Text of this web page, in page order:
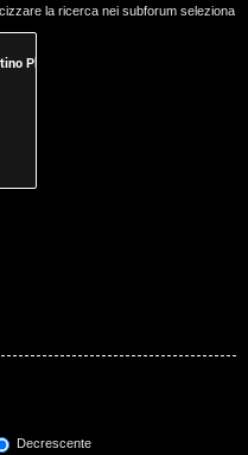
la ricerca nei subforum seleziona
Decrescente